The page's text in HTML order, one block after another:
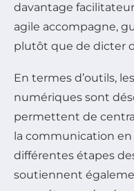
davantage
agile accompagne,
plutôt que de dicter
En termes d’outils,
numériques sont
permettent de
la communication
différentes étapes
soutiennent